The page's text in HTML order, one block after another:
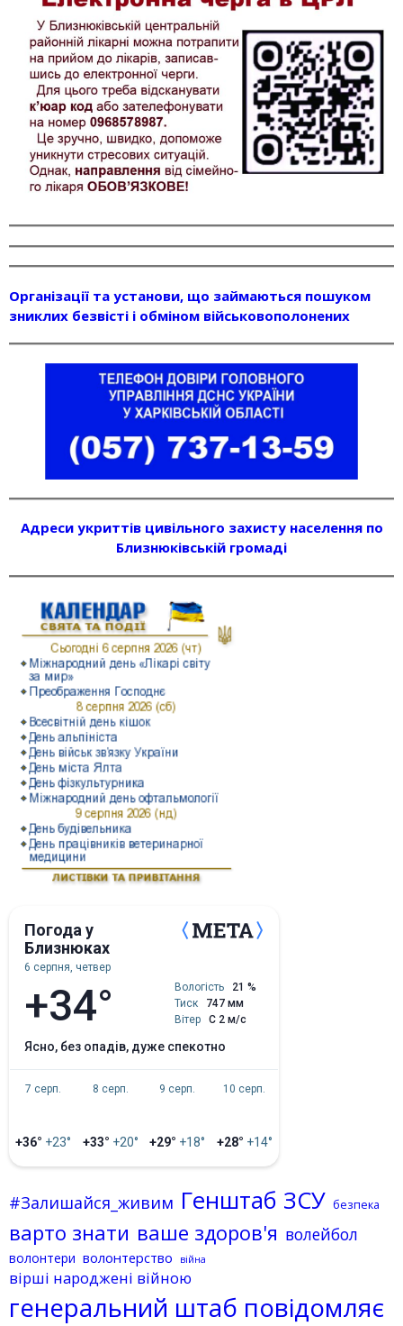
Організації та установи, що займаються пошуком
зниклих безвісті і обміном військовополонених
Адреси укриттів цивільного захисту населення по
Близнюківській громаді
Погода у
Близнюках
6 серпня, четвер
+34° Вологість
21 %
Тиск
747 мм
Вітер
С 2 м/с
ясно, без опадів, дуже спекотно
7 серп.
+36° +23°
8 серп.
+33° +20°
9 серп.
+29° +18°
10 серп.
+28° +14°
#Залишайся_живим Генштаб ЗСУ безпека
варто знати ваше здоров'я волейбол
волонтери волонтерство війна
вірші народжені війною
генеральний штаб повідомляє